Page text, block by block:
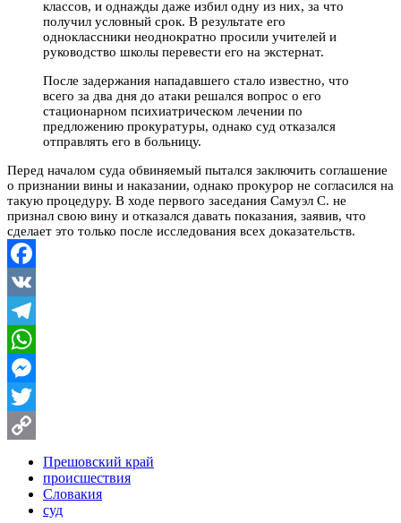
классов, и однажды даже избил одну из них, за что
получил условный срок. В результате его
одноклассники неоднократно просили учителей и
руководство школы перевести его на экстернат.
После задержания нападавшего стало известно, что
всего за два дня до атаки решался вопрос о его
стационарном психиатрическом лечении по
предложению прокуратуры, однако суд отказался
отправлять его в больницу.
Перед началом суда обвиняемый пытался заключить соглашение
о признании вины и наказании, однако прокурор не согласился на
такую процедуру. В ходе первого заседания Самуэл С. не
признал свою вину и отказался давать показания, заявив, что
сделает это только после исследования всех доказательств.
Facebook
VK
Telegram
WhatsApp
Messenger
Twitter
Link
Прешовский край
происшествия
Словакия
суд